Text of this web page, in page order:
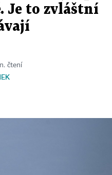
Je to zvláštní
čtení